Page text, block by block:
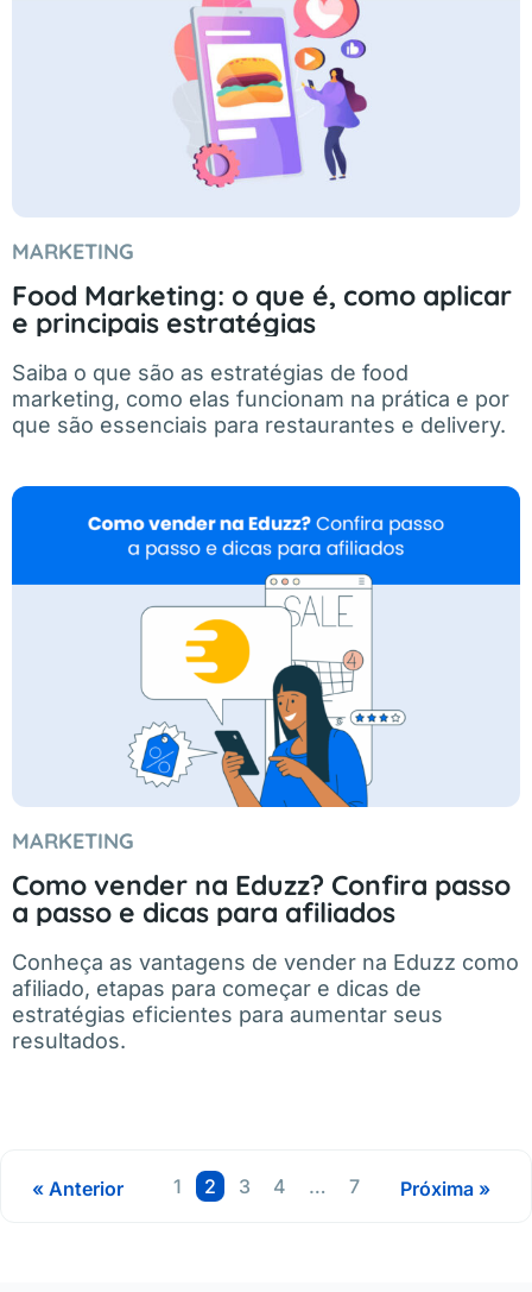
MARKETING
Food Marketing: o que é, como aplicar
e principais estratégias
Saiba o que são as estratégias de food
marketing, como elas funcionam na prática e por
que são essenciais para restaurantes e delivery.
MARKETING
Como vender na Eduzz? Confira passo
a passo e dicas para afiliados
Conheça as vantagens de vender na Eduzz como
afiliado, etapas para começar e dicas de
estratégias eficientes para aumentar seus
resultados.
« Anterior
1
2
3
4
…
7
Próxima »